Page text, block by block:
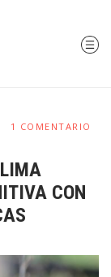
1 COMENTARIO
CON